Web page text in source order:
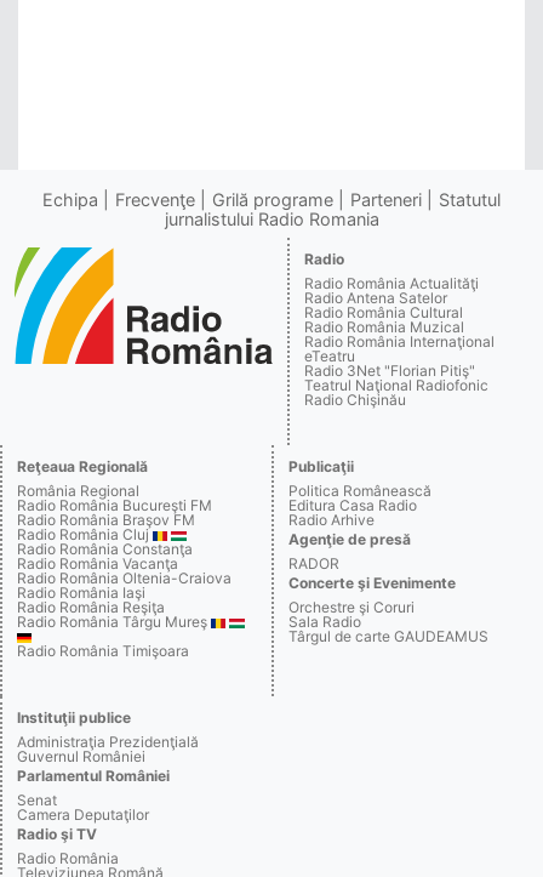
Echipa Frecvenţe Grilă programe Parteneri
Statutul
jurnalistului Radio Romania
Radio
Radio România Actualităţi
Radio Antena Satelor
Radio România Cultural
Radio România Muzical
Radio România Internaţional
eTeatru
Radio 3Net "Florian Pitiş"
Teatrul Naţional Radiofonic
Radio Chişinău
Reţeaua Regională
România Regional
Radio România Bucureşti FM
Radio România Braşov FM
Radio România Cluj
Radio România Constanţa
Radio România Vacanţa
Radio România Oltenia-Craiova
Radio România Iaşi
Radio România Reşiţa
Radio România Târgu Mureş
Radio România Timişoara
Publicaţii
Politica Românească
Editura Casa Radio
Radio Arhive
Agenţie de presă
RADOR
Concerte şi Evenimente
Orchestre şi Coruri
Sala Radio
Târgul de carte GAUDEAMUS
Instituţii publice
Administraţia Prezidenţială
Guvernul României
Parlamentul României
Senat
Camera Deputaţilor
Radio şi TV
Radio România
Televiziunea Română